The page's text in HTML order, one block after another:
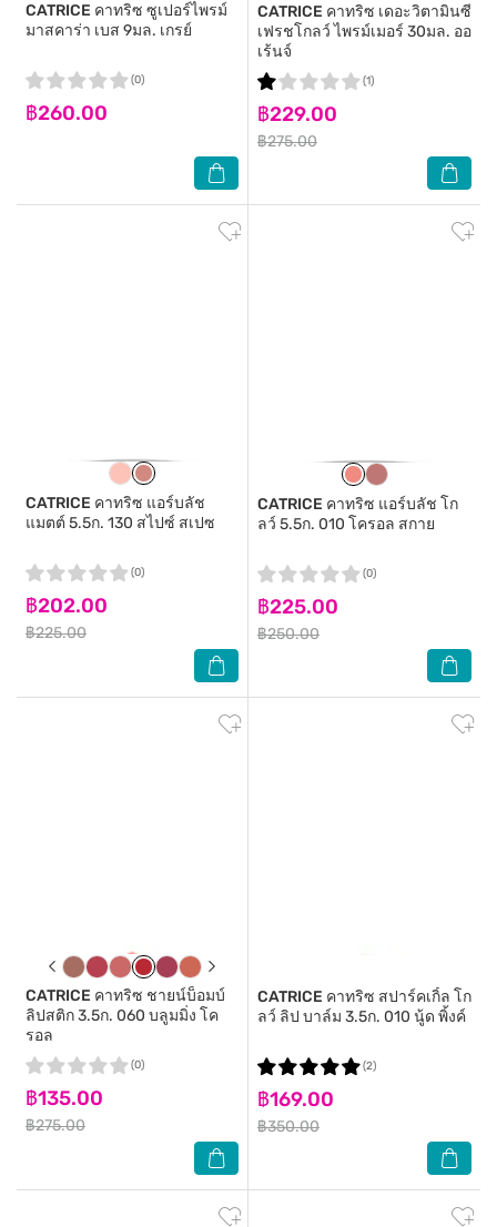
CATRICE คาทริซ ซูเปอร์ไพรม์
มาสคาร่า เบส 9มล. เกรย์
฿260.00
(0)
CATRICE คาทริซ เดอะวิตามินซี
เฟรชโกลว์ ไพรม์เมอร์ 30มล. ออ
เร้นจ์
฿229.00
฿275.00
(1)
CATRICE คาทริซ แอร์บลัช
แมตต์ 5.5ก. 130 สไปซ์ สเปซ
฿202.00
฿225.00
(0)
CATRICE คาทริซ แอร์บลัช โก
ลว์ 5.5ก. 010 โครอล สกาย
฿225.00
฿250.00
(0)
CATRICE คาทริซ ชายน์บ็อมบ์
ลิปสติก 3.5ก. 060 บลูมมิ่ง โค
รอล
฿135.00
฿275.00
(0)
CATRICE คาทริซ สปาร์คเกิ้ล โก
ลว์ ลิป บาล์ม 3.5ก. 010 นู้ด พิ้งค์
฿169.00
฿350.00
(2)